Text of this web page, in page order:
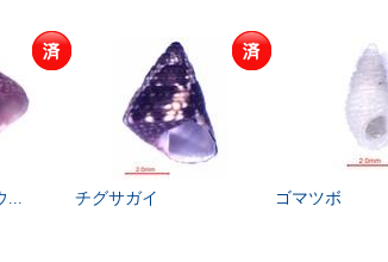
... チグサガイ ゴマツボ